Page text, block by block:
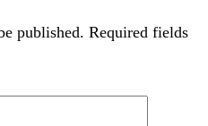
published. Required fields